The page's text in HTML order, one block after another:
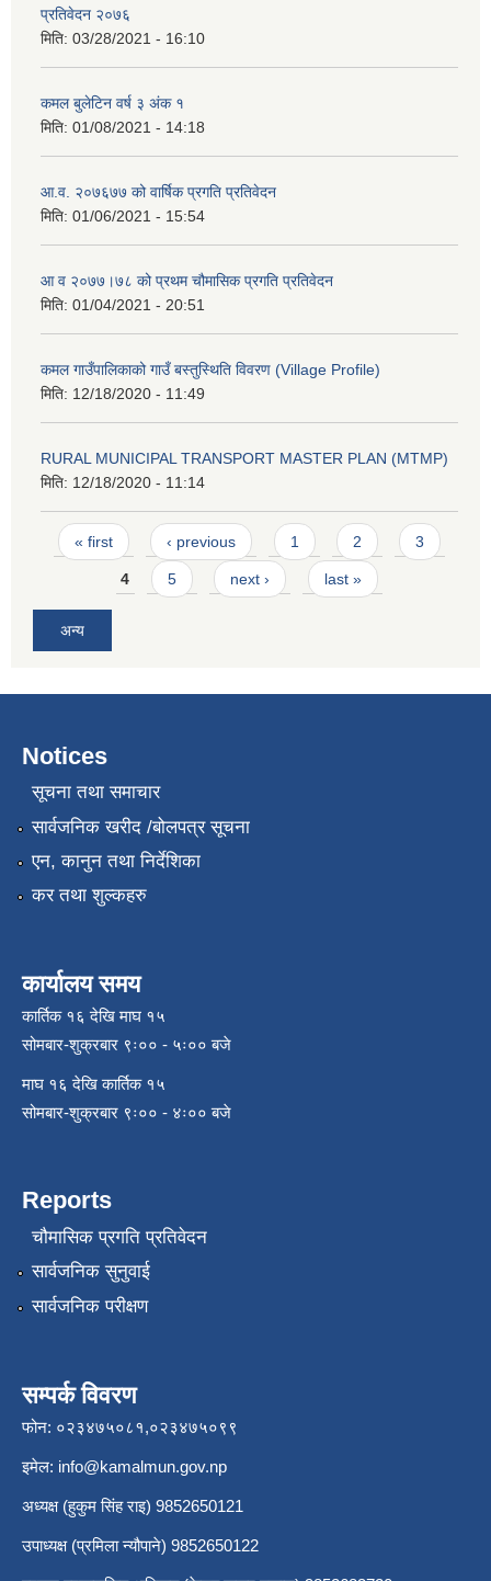
प्रतिवेदन २०७६
मिति: 03/28/2021 - 16:10
कमल बुलेटिन वर्ष ३ अंक १
मिति: 01/08/2021 - 14:18
आ.व. २०७६७७ को वार्षिक प्रगति प्रतिवेदन
मिति: 01/06/2021 - 15:54
आ व २०७७।७८ को प्रथम चौमासिक प्रगति प्रतिवेदन
मिति: 01/04/2021 - 20:51
कमल गाउँपालिकाको गाउँ बस्तुस्थिति विवरण (Village Profile)
मिति: 12/18/2020 - 11:49
RURAL MUNICIPAL TRANSPORT MASTER PLAN (MTMP)
मिति: 12/18/2020 - 11:14
Pages
« first ‹ previous 1 2 3
4 5 next › last »
अन्य
Notices
सूचना तथा समाचार
सार्वजनिक खरीद /बोलपत्र सूचना
एन, कानुन तथा निर्देशिका
कर तथा शुल्कहरु
कार्यालय समय
कार्तिक १६ देखि माघ १५
सोमबार-शुक्रबार ९ः०० - ५ः०० बजे
माघ १६ देखि कार्तिक १५
सोमबार-शुक्रबार ९ः०० - ४ः०० बजे
Reports
चौमासिक प्रगति प्रतिवेदन
सार्वजनिक सुनुवाई
सार्वजनिक परीक्षण
सम्पर्क विवरण
फोन: ०२३४७५०८१,०२३४७५०९९
इमेल: info@kamalmun.gov.np
अध्यक्ष (हुकुम सिंह राइ) 9852650121
उपाध्यक्ष (प्रमिला न्यौपाने) 9852650122